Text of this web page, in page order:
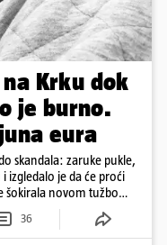
na Krku dok
je burno.
eura
skandala: zaruke pukle,
izgledalo je da će proći
šokirala novom tužbom
36